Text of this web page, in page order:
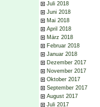
Juli 2018
Juni 2018
Mai 2018
April 2018
März 2018
Februar 2018
Januar 2018
Dezember 2017
November 2017
Oktober 2017
September 2017
August 2017
Juli 2017